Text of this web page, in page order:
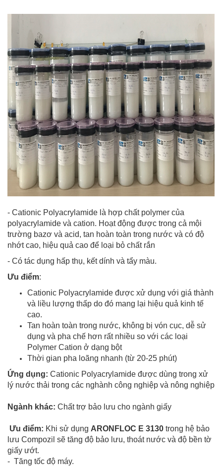
- Cationic Polyacrylamide là hợp chất polymer của
polyacrylamide và cation. Hoạt động được trong cả mội
trường bazơ và acid, tan hoàn toàn trong nước và có độ
nhớt cao, hiệu quả cao để loại bỏ chất rắn
- Có tác dụng hấp thụ, kết dính và tẩy màu.
Ưu điểm:
Cationic Polyacrylamide được xử dụng với giá thành
và liều lượng thấp do đó mang lại hiệu quả kinh tế
cao.
Tan hoàn toàn trong nước, không bị vón cục, dễ sử
dụng và pha chế hơn rất nhiều so với các loại
Polymer Cation ở dạng bột
Thời gian pha loãng nhanh (từ 20-25 phút)
Ứng dụng: Cationic Polyacrylamide được dùng trong xử
lý nước thải trong các nghành công nghiệp và nông nghiệp
Ngành khác: Chất trợ bảo lưu cho ngành giấy
Ưu điểm: Khi sử dụng ARONFLOC E 3130 trong hệ bảo
lưu Compozil sẽ tăng độ bảo lưu, thoát nước và độ bền tờ
giấy ướt.
- Tăng tốc độ máy.